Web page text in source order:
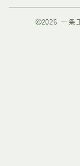
2026 一条